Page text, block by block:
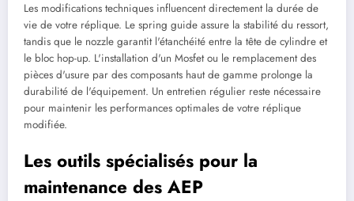
Les modifications techniques influencent directement la durée de
vie de votre réplique. Le spring guide assure la stabilité du ressort,
tandis que le nozzle garantit l'étanchéité entre la tête de cylindre et
le bloc hop-up. L'installation d'un Mosfet ou le remplacement des
pièces d'usure par des composants haut de gamme prolonge la
durabilité de l'équipement. Un entretien régulier reste nécessaire
pour maintenir les performances optimales de votre réplique
modifiée.
Les outils spécialisés pour la
maintenance des AEP